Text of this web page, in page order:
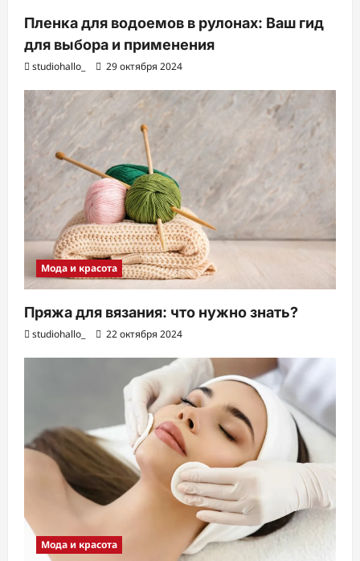
Пленка для водоемов в рулонах: Ваш гид
для выбора и применения
studiohallo_ 29 октября 2024
Мода и красота
Пряжа для вязания: что нужно знать?
studiohallo_ 22 октября 2024
Мода и красота